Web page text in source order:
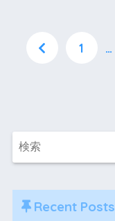
1 …
Recent Posts